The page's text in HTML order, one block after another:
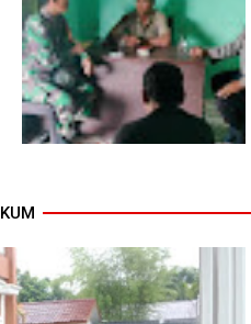
Sentuhan Akhir Jembatan
Garuda Dikebut, Kodim 0118
Optimistis Tepat Waktu
Babinsa dan Bhabinkamtibmas
Kibarkan Merah Putih